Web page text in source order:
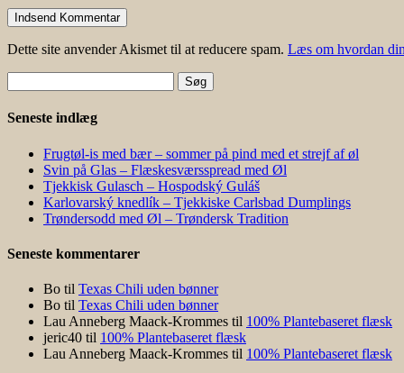
Dette site anvender Akismet til at reducere spam. Læs om hvordan
efter:
Seneste indlæg
Frugtøl-is med bær – sommer på pind med et strejf af øl
Svin på Glas – Flæskesværsspread med Øl
Tjekkisk Gulasch – Hospodský Guláš
Karlovarský knedlík – Tjekkiske Carlsbad Dumplings
Trøndersodd med Øl – Trøndersk Tradition
Seneste kommentarer
Bo til Texas Chili uden bønner
Bo til Texas Chili uden bønner
Lau Anneberg Maack-Krommes til 100% Plantebaseret flæsk
jeric40 til 100% Plantebaseret flæsk
Lau Anneberg Maack-Krommes til 100% Plantebaseret flæsk